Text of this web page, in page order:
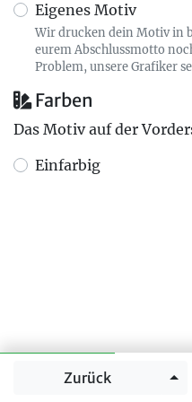
Zurück
Eigenes Motiv
Wir drucken dein Motiv in
eurem Abschlussmotto
Problem, unsere Grafiker
Farben
Das Motiv auf der
Einfarbig